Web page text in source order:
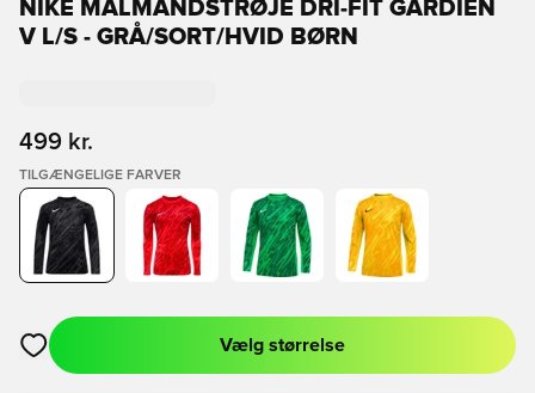
NIKE MÅLMANDSTRØJE DRI-FIT GARDIEN
V L/S - GRÅ/SORT/HVID BØRN
499 kr.
TILGÆNGELIGE FARVER
Åbner en Modal til at logge ind eller tilmelde dig som medlem
Vælg størrelse